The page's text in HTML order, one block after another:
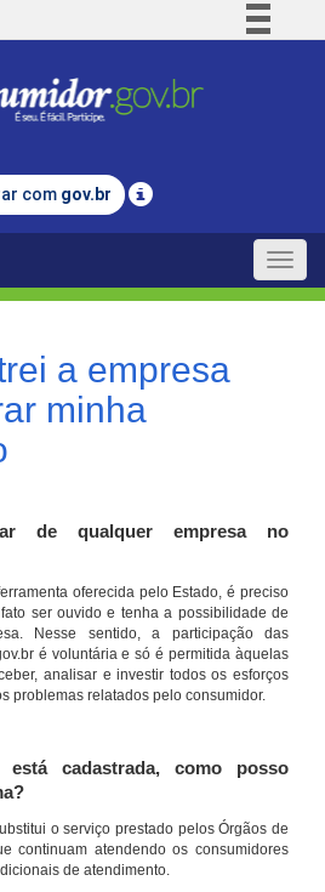
Comunica BR
Legislação
com gov.br
Toggle
a empresa
minha
de qualquer empresa no
oferecida pelo Estado, é preciso
ser ouvido e tenha a possibilidade de
Nesse sentido, a participação das
é voluntária e só é permitida àquelas
analisar e investir todos os esforços
problemas relatados pelo consumidor.
cadastrada, como posso
o serviço prestado pelos Órgãos de
continuam atendendo os consumidores
de atendimento.